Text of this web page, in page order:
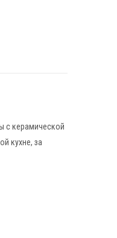
с керамической
кухне, за